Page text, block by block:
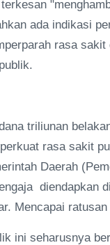
ada indikasi
rasa sakit
triliunan
rasa sakit
Daerah
diendapkan
Mencapai
ini seharusnya